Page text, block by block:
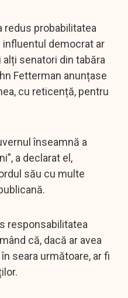
redus probabilitatea
influentul democrat ar
senatori din tabăra
Fetterman anunțase
cu reticență, pentru
înseamnă a
a declarat el,
său cu multe
responsabilitatea
că, dacă ar avea
seara următoare, ar fi